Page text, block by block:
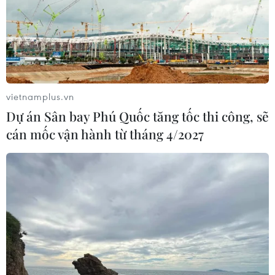
Tàu chở hàng của Thổ Nhĩ Kỳ bị tấn
công trên Biển Đen
04/08/2026 05:54
Vì sao Google khiến Mỹ và
04/08/2026 04:13
vietnamplus.vn
Dự án Sân bay Phú Quốc tăng tốc thi công, sẽ
cán mốc vận hành từ tháng 4/2027